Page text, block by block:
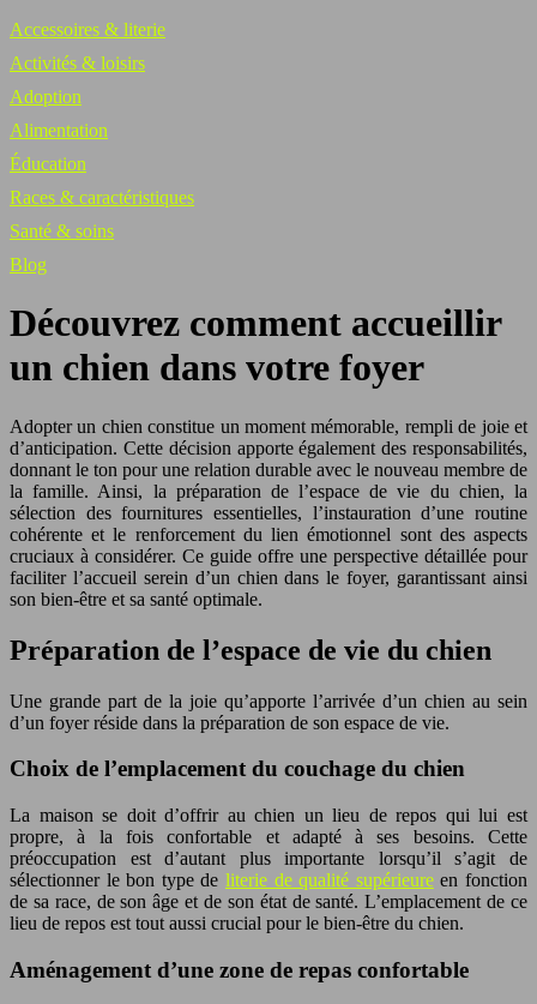
Accessoires & literie
Activités & loisirs
Adoption
Alimentation
Éducation
Races & caractéristiques
Santé & soins
Blog
Découvrez comment accueillir
un chien dans votre foyer
Adopter un chien constitue un moment mémorable, rempli de joie et
d’anticipation. Cette décision apporte également des responsabilités,
donnant le ton pour une relation durable avec le nouveau membre de
la famille. Ainsi, la préparation de l’espace de vie du chien, la
sélection des fournitures essentielles, l’instauration d’une routine
cohérente et le renforcement du lien émotionnel sont des aspects
cruciaux à considérer. Ce guide offre une perspective détaillée pour
faciliter l’accueil serein d’un chien dans le foyer, garantissant ainsi
son bien-être et sa santé optimale.
Préparation de l’espace de vie du chien
Une grande part de la joie qu’apporte l’arrivée d’un chien au sein
d’un foyer réside dans la préparation de son espace de vie.
Choix de l’emplacement du couchage du chien
La maison se doit d’offrir au chien un lieu de repos qui lui est
propre, à la fois confortable et adapté à ses besoins. Cette
préoccupation est d’autant plus importante lorsqu’il s’agit de
sélectionner le bon type de literie de qualité supérieureen fonction
de sa race, de son âge et de son état de santé. L’emplacement de ce
lieu de repos est tout aussi crucial pour le bien-être du chien.
Aménagement d’une zone de repas confortable